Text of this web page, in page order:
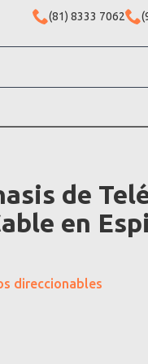
(81) 8333 7062
de
en
direccionables